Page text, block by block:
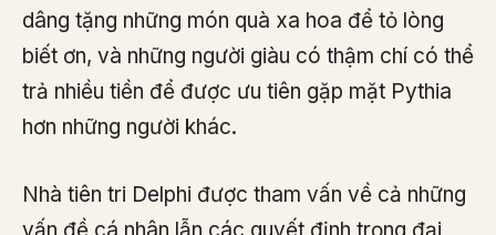
dâng tặng những món quà xa hoa để tỏ lòng
biết ơn, và những người giàu có thậm chí có thể
trả nhiều tiền để được ưu tiên gặp mặt Pythia
hơn những người khác.
Nhà tiên tri Delphi được tham vấn về cả những
vấn đề cá nhân lẫn các quyết định trọng đại